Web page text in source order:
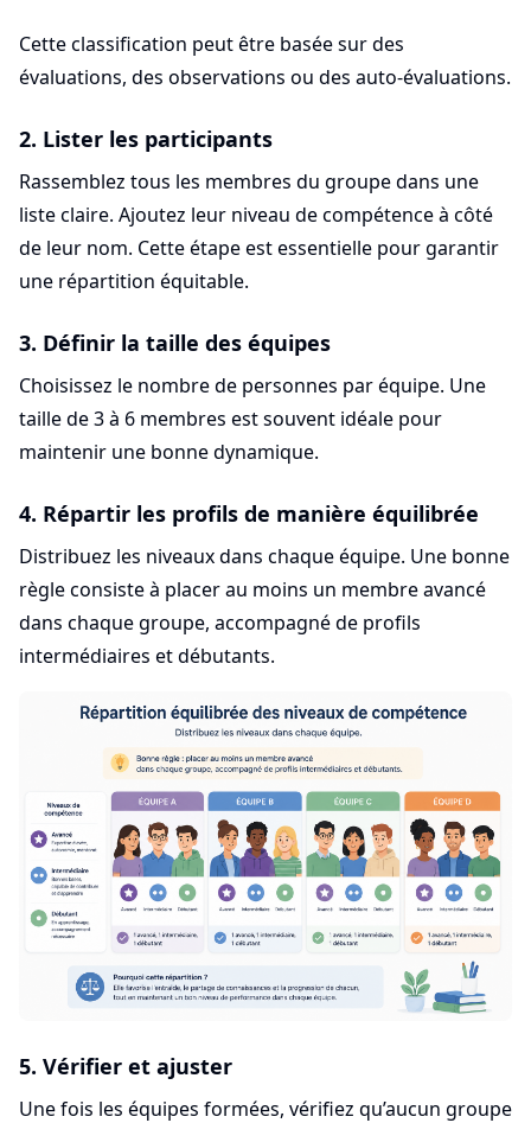
Cette classification peut être basée sur des
évaluations, des observations ou des auto-évaluations.
2. Lister les participants
Rassemblez tous les membres du groupe dans une
liste claire. Ajoutez leur niveau de compétence à côté
de leur nom. Cette étape est essentielle pour garantir
une répartition équitable.
3. Définir la taille des équipes
Choisissez le nombre de personnes par équipe. Une
taille de 3 à 6 membres est souvent idéale pour
maintenir une bonne dynamique.
4. Répartir les profils de manière équilibrée
Distribuez les niveaux dans chaque équipe. Une bonne
règle consiste à placer au moins un membre avancé
dans chaque groupe, accompagné de profils
intermédiaires et débutants.
5. Vérifier et ajuster
Une fois les équipes formées, vérifiez qu’aucun groupe